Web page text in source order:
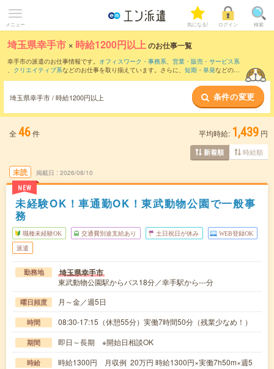
メニュー 気になる! ログイン 検索
埼玉県幸手市 × 時給1200円以上のお仕事一覧
幸手市の派遣のお仕事情報です。 オフィスワーク・事務系、 営業・販売・サービス系
、 クリエイティブ系などのお仕事を取り揃えています。さらに、 短期 ・ 単発などの期
埼玉県幸手市 / 時給1200円以上 条件の変更
全 46件 平均時給: 1,439 円
新着順 時給順
未読
NEW
掲載日 2026/08/10
未経験OK！車通勤OK！東武動物公園で一般事
務
職種未経験OK 交通費別途支給あり 土日祝日が休み WEB登録OK
派遣
勤務地 埼玉県幸手市
東武動物公園駅からバス18分／幸手駅から---分
曜日頻度 月～金／週5日
時間 08:30-17:15（休憩55分）実働7時間50分（残業少なめ！）
期間 即日～長期 ※開始日相談OK
時給
時給1300円 月収例 20万円 時給1300円×実働7h50m×週5